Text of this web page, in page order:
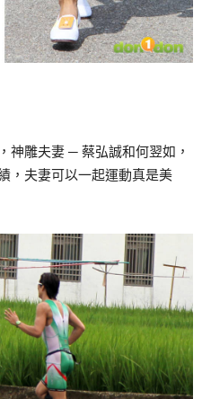
神雕夫妻 ─ 蔡弘誠和何翌如，
，夫妻可以一起運動真是美